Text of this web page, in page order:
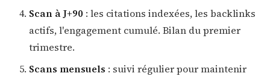
Scan à J+90 : les citations indexées, les backlinks
actifs, l'engagement cumulé. Bilan du premier
trimestre.
Scans mensuels : suivi régulier pour maintenir